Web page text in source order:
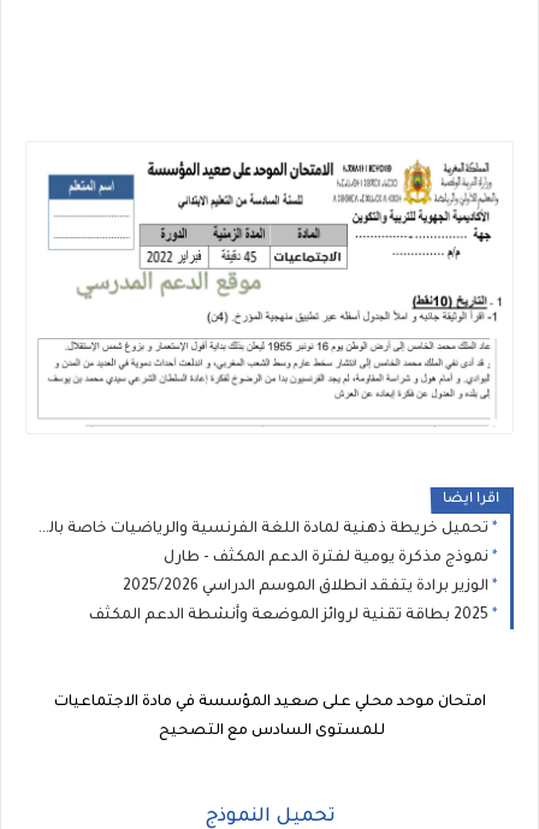
اقرا ايضا
تحميل خريطة ذهنية لمادة اللغة الفرنسية والرياضيات خاصة بالمدرسة الرائدة PDF
نموذج مذكرة يومية لفترة الدعم المكثف - طارل
الوزير برادة يتفقد انطلاق الموسم الدراسي 2025/2026
2025 بطاقة تقنية لروائز الموضعة وأنشطة الدعم المكثف
امتحان موحد محلي على صعيد المؤسسة في مادة الاجتماعيات
للمستوى السادس مع التصحيح
تحميل النموذج